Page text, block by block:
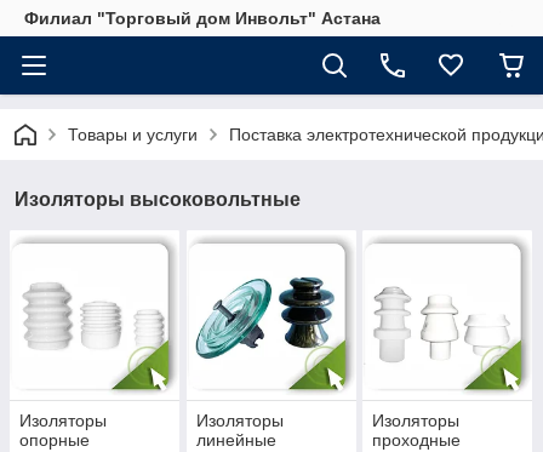
Филиал "Торговый дом Инвольт" Астана
Товары и услуги Поставка электротехнической
Изоляторы высоковольтные
Изоляторы
опорные
Изоляторы
линейные
Изоляторы
проходные